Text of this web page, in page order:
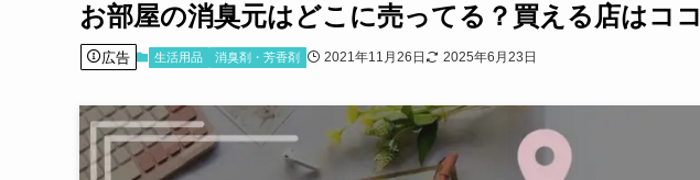
お部屋の消臭元はどこに売ってる？買える店はココ
広告 生活用品 消臭剤・芳香剤 2021年11月26日 2025年6月23日